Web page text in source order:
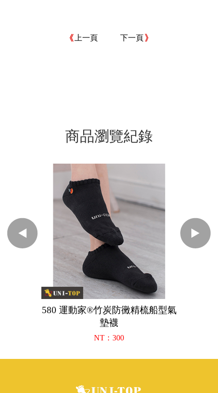
上一頁 下一頁
商品瀏覽紀錄
580 運動家®竹炭防黴精梳船型氣
墊襪
NT：300